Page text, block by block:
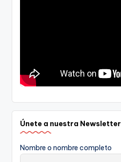
Únete a nuestra Newsletter
Nombre o nombre completo